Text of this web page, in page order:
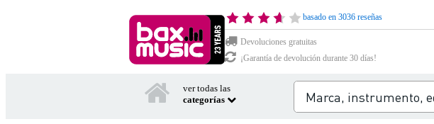
basado en 3036 reseñas
Devoluciones gratuitas
¡Garantía de devolución durante 30 días!
ver todas las
categorías